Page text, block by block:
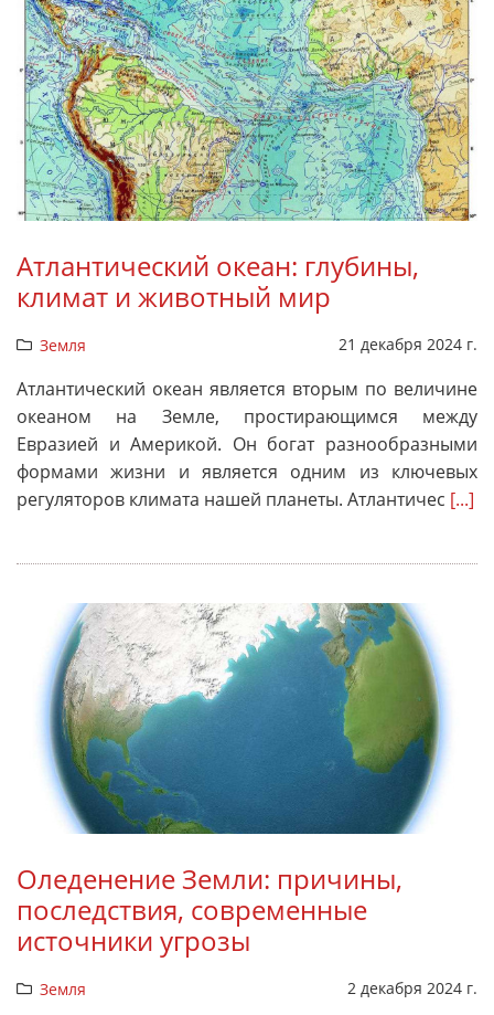
Атлантический океан: глубины,
климат и животный мир
Земля 21 декабря 2024 г.
Атлантический океан является вторым по величине
океаном на Земле, простирающимся между
Евразией и Америкой. Он богат разнообразными
формами жизни и является одним из ключевых
регуляторов климата нашей планеты. Атлантичес [...]
Оледенение Земли: причины,
последствия, современные
источники угрозы
Земля 2 декабря 2024 г.